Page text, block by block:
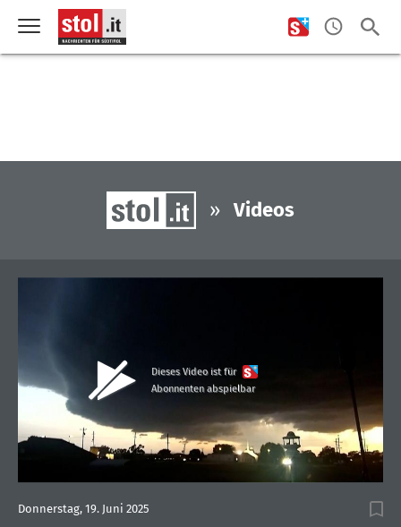
» Videos
Dieses Video ist für
Abonnenten abspielbar
Donnerstag, 19. Juni 2025